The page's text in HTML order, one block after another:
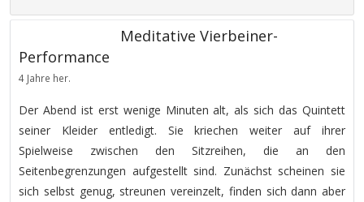
Meditative Vierbeiner-
Performance
4 Jahre her.
Der Abend ist erst wenige Minuten alt, als sich das Quintett
seiner Kleider entledigt. Sie kriechen weiter auf ihrer
Spielweise zwischen den Sitzreihen, die an den
Seitenbegrenzungen aufgestellt sind. Zunächst scheinen sie
sich selbst genug, streunen vereinzelt, finden sich dann aber